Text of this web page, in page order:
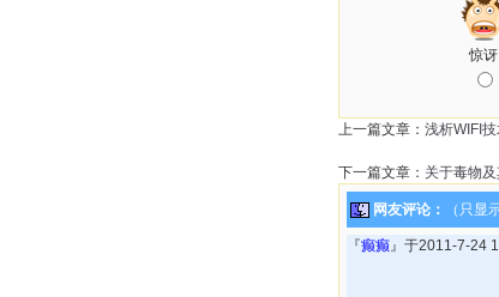
惊讶
上一篇文章： 浅析WIFI
下一篇文章： 关于毒物
网友评论： （只显
『癫癫』于2011-7-24